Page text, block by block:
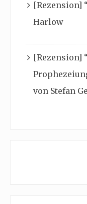
[Rezension]
Harlow
[Rezension]
von Stefan